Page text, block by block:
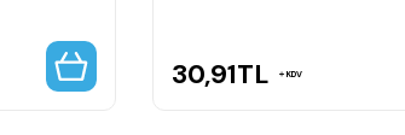
30,91TL KDV